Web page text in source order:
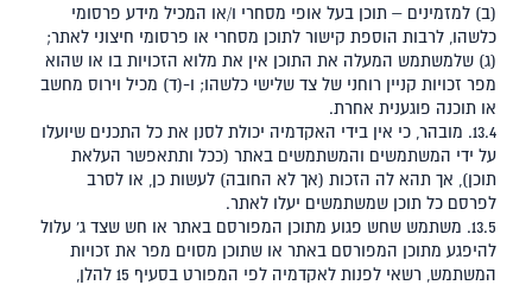
(ב) למזמינים – תוכן בעל אופי מסחרי ו/או המכיל מידע פרסומי
כלשהו, לרבות הוספת קישור לתוכן מסחרי או פרסומי חיצוני לאתר;
(ג) שלמשתמש המעלה את התוכן אין את מלוא הזכויות בו או שהוא
מפר זכויות קניין רוחני של צד שלישי כלשהו; ו-(ד) מכיל וירוס מחשב
או תוכנה פוגענית אחרת.
13.4. מובהר, כי אין בידי האקדמיה יכולת לסנן את כל התכנים שיועלו
על ידי המשתמשים והמשתמשים באתר (ככל ותתאפשר העלאת
תוכן), אך תהא לה הזכות (אך לא החובה) לעשות כן, או לסרב
לפרסם כל תוכן שמשתמשים יעלו לאתר.
13.5. משתמש שחש פגוע מתוכן המפורסם באתר או חש שצד ג' עלול
להיפגע מתוכן המפורסם באתר או שתוכן מסוים מפר את זכויות
המשתמש, רשאי לפנות לאקדמיה לפי המפורט בסעיף ‎15 להלן,